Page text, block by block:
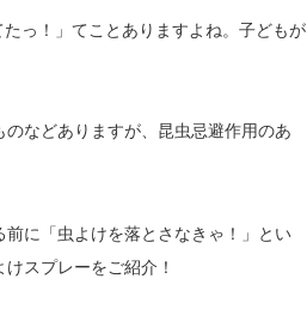
っ！」てことありますよね。子どもが
などありますが、昆虫忌避作用のあ
に「虫よけを落とさなきゃ！」とい
スプレーをご紹介！